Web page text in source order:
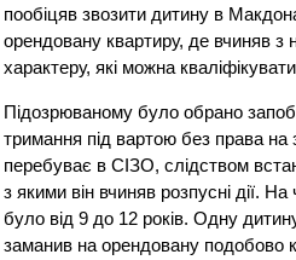
пообіцяв звозити дитину в
орендовану квартиру, де вчиняв з
характеру, які можна
Підозрюваному було обрано
тримання під вартою без права на
перебуває в СІЗО, слідством
з якими він вчиняв розпусні дії.
було від 9 до 12 років. Одну
заманив на орендовану подобово